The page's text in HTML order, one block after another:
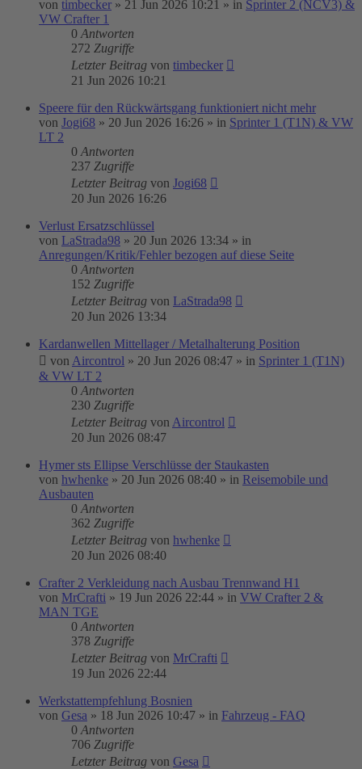
von timbecker » 21 Jun 2026 10:21 » in Sprinter 2 (NCV3) &
VW Crafter 1
0 Antworten
272 Zugriffe
Letzter Beitrag von timbecker
21 Jun 2026 10:21
Speere für den Rückwärtsgang funktioniert nicht mehr
von Jogi68 » 20 Jun 2026 16:26 » in Sprinter 1 (T1N) & VW
LT 2
0 Antworten
237 Zugriffe
Letzter Beitrag von Jogi68
20 Jun 2026 16:26
Verlust Ersatzschlüssel
von LaStrada98 » 20 Jun 2026 13:34 » in
Anregungen/Kritik/Fehler bezogen auf diese Seite
0 Antworten
152 Zugriffe
Letzter Beitrag von LaStrada98
20 Jun 2026 13:34
Kardanwellen Mittellager / Metalhalterung Position
von Aircontrol » 20 Jun 2026 08:47 » in Sprinter 1 (T1N)
& VW LT 2
0 Antworten
230 Zugriffe
Letzter Beitrag von Aircontrol
20 Jun 2026 08:47
Hymer sts Ellipse Verschlüsse der Staukasten
von hwhenke » 20 Jun 2026 08:40 » in Reisemobile und
Ausbauten
0 Antworten
362 Zugriffe
Letzter Beitrag von hwhenke
20 Jun 2026 08:40
Crafter 2 Verkleidung nach Ausbau Trennwand H1
von MrCrafti » 19 Jun 2026 22:44 » in VW Crafter 2 &
MAN TGE
0 Antworten
378 Zugriffe
Letzter Beitrag von MrCrafti
19 Jun 2026 22:44
Werkstattempfehlung Bosnien
von Gesa » 18 Jun 2026 10:47 » in Fahrzeug - FAQ
0 Antworten
706 Zugriffe
Letzter Beitrag von Gesa